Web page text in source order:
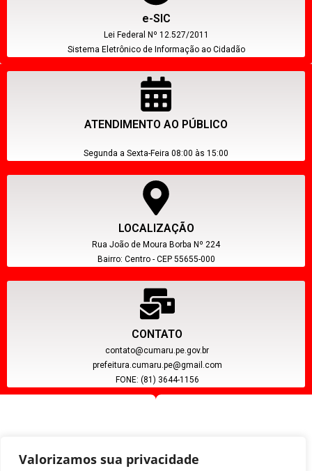
Valorizamos sua privacidade
e-SIC
Lei Federal Nº 12.527/2011
Sistema Eletrônico de Informação ao Cidadão
ATENDIMENTO AO PÚBLICO
Segunda a Sexta-Feira 08:00 às 15:00
LOCALIZAÇÃO
Rua João de Moura Borba Nº 224
Bairro: Centro - CEP 55655-000
CONTATO
contato@cumaru.pe.gov.br
prefeitura.cumaru.pe@gmail.com
FONE: (81) 3644-1156